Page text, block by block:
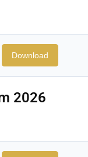
Download
2026